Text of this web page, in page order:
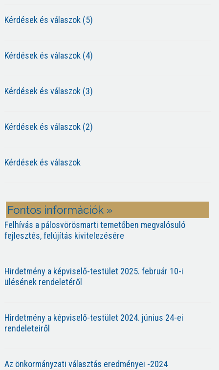
Kérdések és válaszok (5)
Kérdések és válaszok (4)
Kérdések és válaszok (3)
Kérdések és válaszok (2)
Kérdések és válaszok
Fontos információk »
Felhívás a pálosvörösmarti temetőben megvalósuló
fejlesztés, felújítás kivitelezésére
Hirdetmény a képviselő-testület 2025. február 10-i
ülésének rendeletéről
Hirdetmény a képviselő-testület 2024. június 24-ei
rendeleteiről
Az önkormányzati választás eredményei -2024